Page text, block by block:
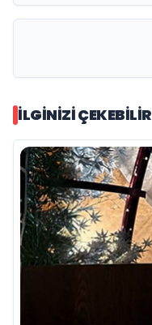
İLGINIZI ÇEKEBILIR